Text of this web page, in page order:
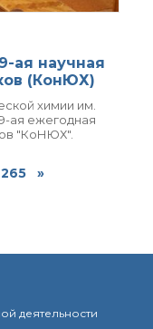
ая научная
(КонЮХ)
химии им.
ая ежегодная
"КоНЮХ".
265 »
деятельности